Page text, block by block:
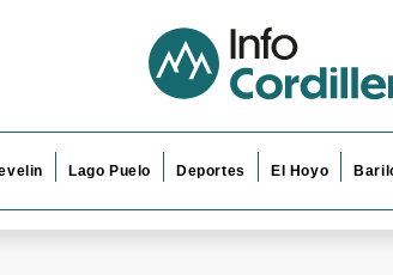
Lago Puelo Deportes El Hoyo